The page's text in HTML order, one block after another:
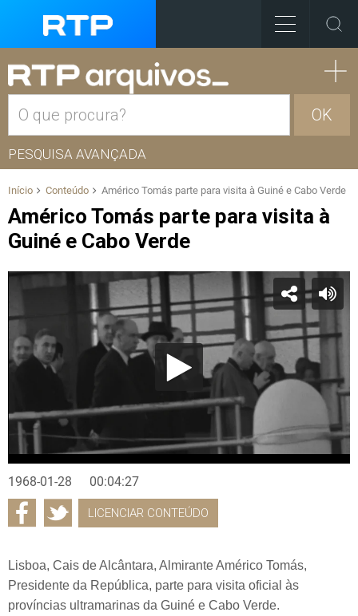
OK
PESQUISA AVANÇADA
Início Conteúdo Américo Tomás parte para visita à Guiné e Cabo Verde
Américo Tomás parte para visita à
Guiné e Cabo Verde
1968-01-28 00:04:27
LICENCIAR CONTEÚDO
Lisboa, Cais de Alcântara, Almirante Américo Tomás,
Presidente da República, parte para visita oficial às
províncias ultramarinas da Guiné e Cabo Verde.